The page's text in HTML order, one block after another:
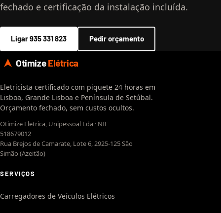
fechado e certificação da instalação incluída.
Ligar 935 331 823 Pedir orçamento
OtimizeElétrica
Eletricista certificado com piquete 24 horas em
Lisboa, Grande Lisboa e Península de Setúbal.
Orçamento fechado, sem custos ocultos.
Otimize Eletrica, Unipessoal Lda · NIF
518679012
Rua Brejos de Camarate, Lote 6, 2925-125 São
Simão (Azeitão)
SERVIÇOS
Carregadores de Veículos Elétricos